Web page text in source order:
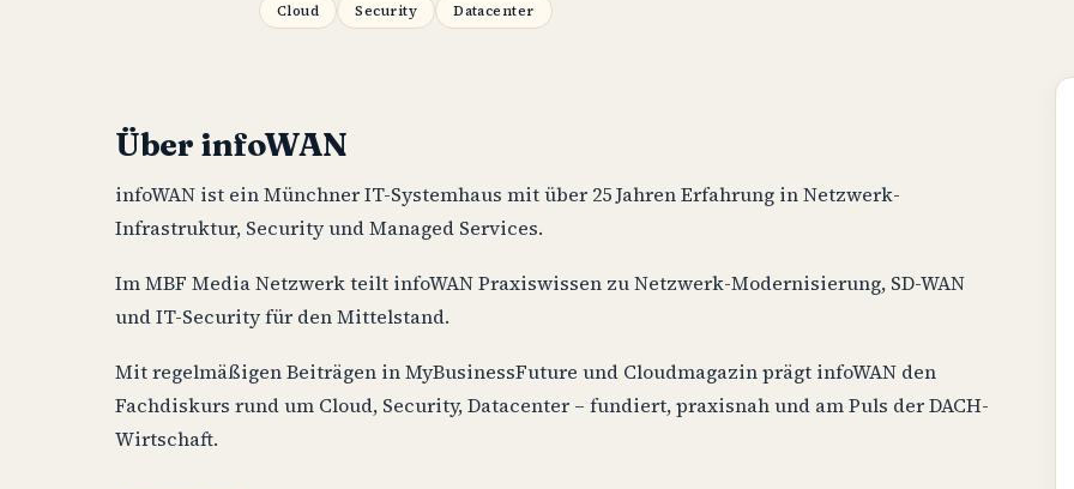
Cloud Security Datacenter
Über infoWAN
infoWAN ist ein Münchner IT-Systemhaus mit über 25 Jahren Erfahrung in Netzwerk-
Infrastruktur, Security und Managed Services.
Im MBF Media Netzwerk teilt infoWAN Praxiswissen zu Netzwerk-Modernisierung, SD-WAN
und IT-Security für den Mittelstand.
Mit regelmäßigen Beiträgen in MyBusinessFuture und Cloudmagazin prägt infoWAN den
Fachdiskurs rund um Cloud, Security, Datacenter – fundiert, praxisnah und am Puls der DACH-
Wirtschaft.